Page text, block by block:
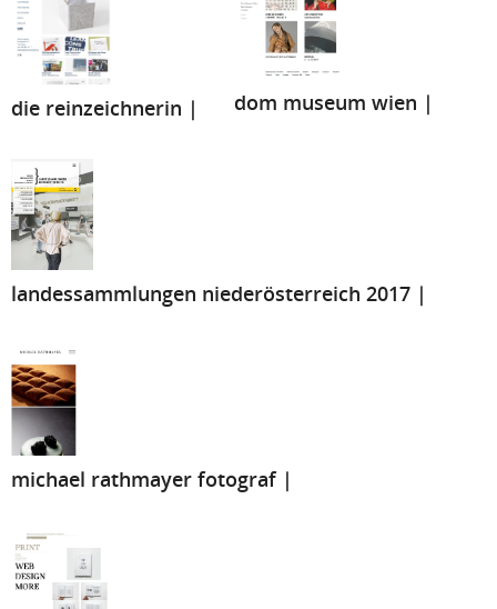
die reinzeichnerin | dom museum wien |
landessammlungen niederösterreich 2017 |
michael rathmayer fotograf |